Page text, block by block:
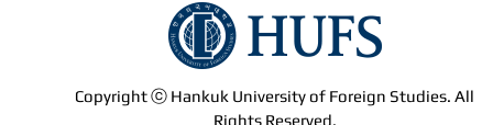
Copyright ⓒ Hankuk University of Foreign Studies. All
Rights Reserved.